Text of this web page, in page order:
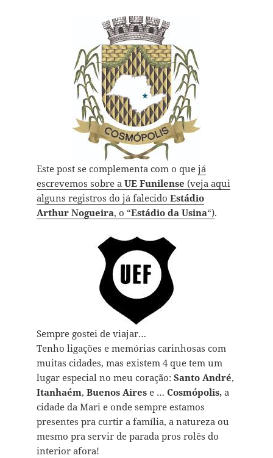
Este post se complementa com o que já
escrevemos sobre a UE Funilense (veja aqui
alguns registros do já falecido Estádio
Arthur Nogueira, o “Estádio da Usina“).
Sempre gostei de viajar…
Tenho ligações e memórias carinhosas com
muitas cidades, mas existem 4 que tem um
lugar especial no meu coração: Santo André,
Itanhaém, Buenos Airese … Cosmópolis,a
cidade da Mari e onde sempre estamos
presentes pra curtir a família, a natureza ou
mesmo pra servir de parada pros rolês do
interior afora!